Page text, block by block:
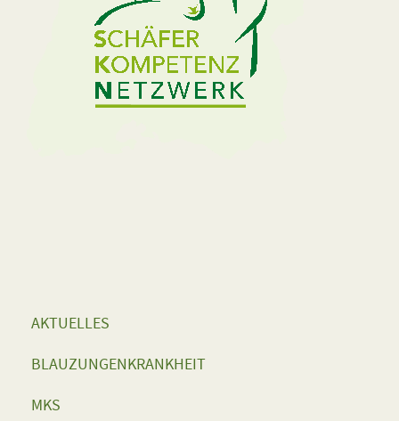
AKTUELLES
BLAUZUNGENKRANKHEIT
MKS